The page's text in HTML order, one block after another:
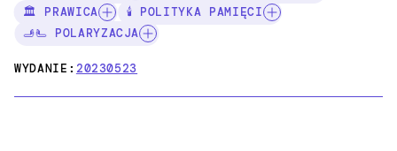
🏛️ PRAWICA
🕯️ POLITYKA PAMIĘCI
🫸🫷 POLARYZACJA
WYDANIE:20230523